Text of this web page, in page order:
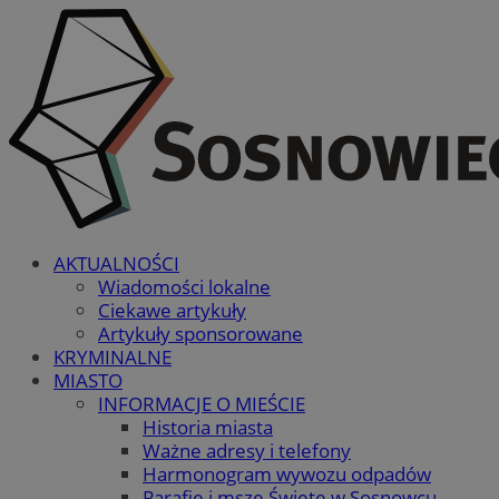
AKTUALNOŚCI
Wiadomości lokalne
Ciekawe artykuły
Artykuły sponsorowane
KRYMINALNE
MIASTO
INFORMACJE O MIEŚCIE
Historia miasta
Ważne adresy i telefony
Harmonogram wywozu odpadów